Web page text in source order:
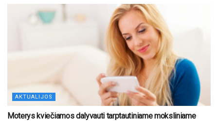
AKTUALIJOS
Moterys kviečiamos dalyvauti tarptautiniame moksliniame